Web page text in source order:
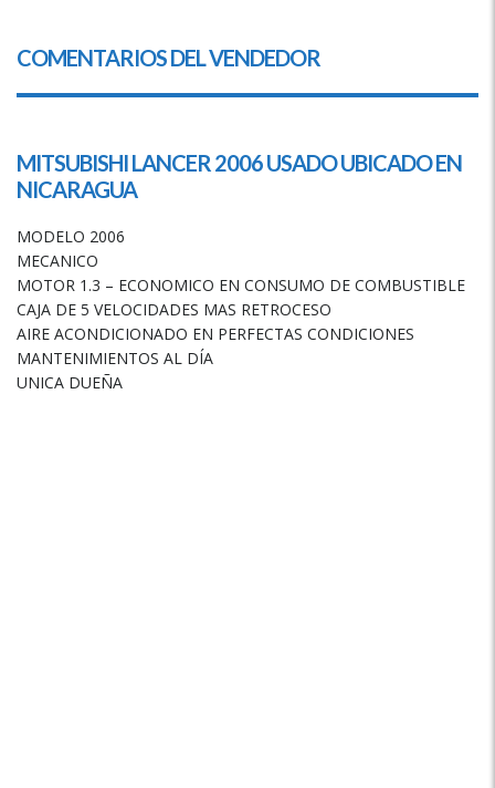
COMENTARIOS DEL VENDEDOR
MITSUBISHILANCER 2006 USADO UBICADO EN
NICARAGUA
MODELO 2006
MECANICO
MOTOR 1.3 – ECONOMICO EN CONSUMO DE COMBUSTIBLE
CAJA DE 5 VELOCIDADES MAS RETROCESO
AIRE ACONDICIONADO EN PERFECTAS CONDICIONES
MANTENIMIENTOS AL DÍA
UNICA DUEÑA